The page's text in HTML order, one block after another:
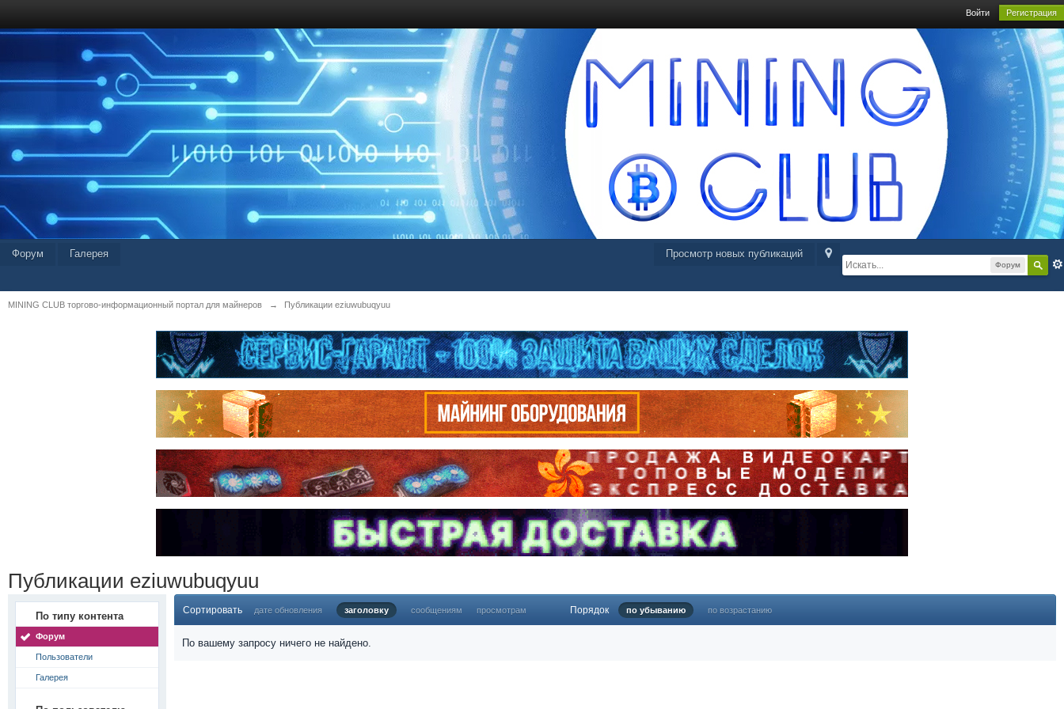
Войти Регистрация
Форум
Просмотр новых публикаций
Форум Галерея
MINING CLUB торгово-информационный портал для майнеров → Публикации eziuwubuqyuu
Публикации eziuwubuqyuu
По типу контента
Форум
Пользователи
Галерея
Сортировать дате обновления заголовку сообщениям просмотрам Порядок по убыванию по возрастанию
По вашему запросу ничего не найдено.